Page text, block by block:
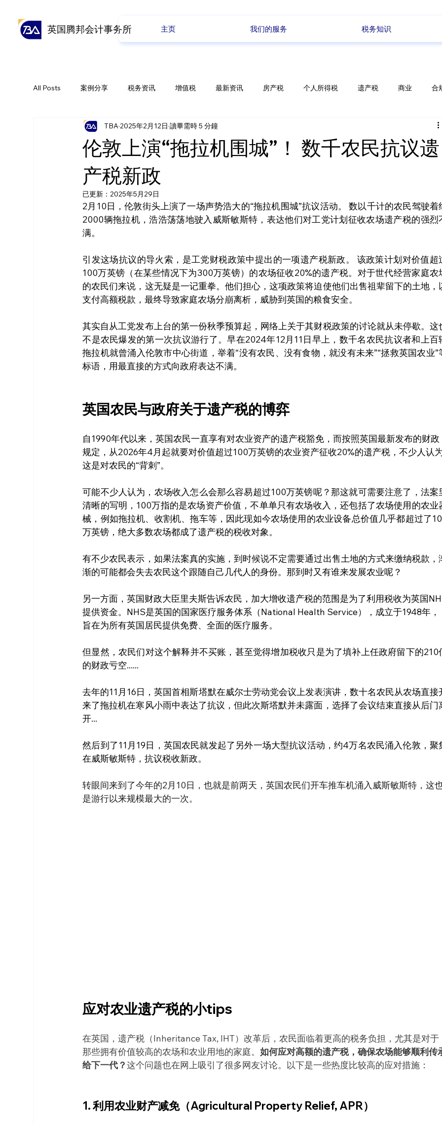
英国腾邦会计事务所 主页 我们的服务 税务知识
All Posts 案例分享 税务资讯 增值税 最新资讯 房产税 个人所得税 遗产税 商业 合
会计业务 养老金 公司业务
伦敦上演“拖拉机围城”！ 数千农民抗议遗
产税新政
TBA2025年2月12日 讀畢需時 5 分鐘
已更新：2025年5月29日
2月10日，伦敦街头上演了一场声势浩大的“拖拉机围城”抗议活动。 数以千计的农民驾驶着
2000辆拖拉机，浩浩荡荡地驶入威斯敏斯特，表达他们对工党计划征收农场遗产税的强烈
满。
引发这场抗议的导火索，是工党财税政策中提出的一项遗产税新政。 该政策计划对价值超
100万英镑（在某些情况下为300万英镑）的农场征收20%的遗产税。对于世代经营家庭农
的农民们来说，这无疑是一记重拳。他们担心，这项政策将迫使他们出售祖辈留下的土地，
支付高额税款，最终导致家庭农场分崩离析，威胁到英国的粮食安全。
其实自从工党发布上台的第一份秋季预算起，网络上关于其财税政策的讨论就从未停歇。这
不是农民爆发的第一次抗议游行了。早在2024年12月11日早上，数千名农民抗议者和上百
拖拉机就曾涌入伦敦市中心街道，举着“没有农民、没有食物，就没有未来”“拯救英国农业”
标语，用最直接的方式向政府表达不满。
英国农民与政府关于遗产税的博弈
自1990年代以来，英国农民一直享有对农业资产的遗产税豁免，而按照英国最新发布的财政
规定，从2026年4月起就要对价值超过100万英镑的农业资产征收20%的遗产税，不少人认
这是对农民的“背刺”。
可能不少人认为，农场收入怎么会那么容易超过100万英镑呢？那这就可需要注意了，法案
清晰的写明，100万指的是农场资产价值，不单单只有农场收入，还包括了农场使用的农业
械，例如拖拉机、收割机、拖车等，因此现如今农场使用的农业设备总价值几乎都超过了
万英镑，绝大多数农场都成了遗产税的税收对象。
有不少农民表示，如果法案真的实施，到时候说不定需要通过出售土地的方式来缴纳税款，
渐的可能都会失去农民这个跟随自己几代人的身份。那到时又有谁来发展农业呢？
另一方面，英国财政大臣里夫斯告诉农民，加大增收遗产税的范围是为了利用税收为英国
提供资金。NHS是英国的国家医疗服务体系（National Health Service），成立于1948年，
旨在为所有英国居民提供免费、全面的医疗服务。
但显然，农民们对这个解释并不买账，甚至觉得增加税收只是为了填补上任政府留下的210
的财政亏空......
去年的11月16日，英国首相斯塔默在威尔士劳动党会议上发表演讲，数十名农民从农场直接
来了拖拉机在寒风小雨中表达了抗议，但此次斯塔默并未露面，选择了会议结束直接从后门
开...
然后到了11月19日，英国农民就发起了另外一场大型抗议活动，约4万名农民涌入伦敦，聚
在威斯敏斯特，抗议税收新政。
转眼间来到了今年的2月10日，也就是前两天，英国农民们开车推车机涌入威斯敏斯特，这
是游行以来规模最大的一次。
应对农业遗产税的小tips
在英国，遗产税（Inheritance Tax, IHT）改革后，农民面临着更高的税务负担，尤其是对于
那些拥有价值较高的农场和农业用地的家庭。如何应对高额的遗产税，确保农场能够顺利传
给下一代？这个问题也在网上吸引了很多网友讨论。以下是一些热度比较高的应对措施：
1. 利用农业财产减免（Agricultural Property Relief, APR）